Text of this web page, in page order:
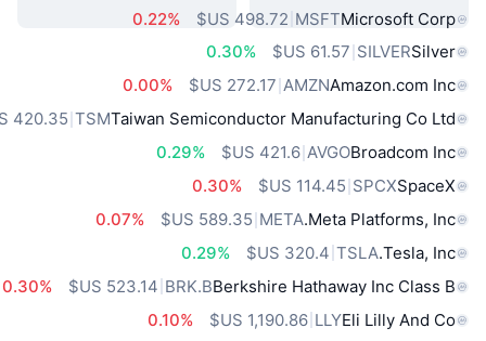
Microsoft Corp
MSFT
0.22%
Silver
SILVER
0.30%
Amazon.com Inc
AMZN
0.00%
Taiwan Semiconductor Manufacturing Co Ltd
TSM
Broadcom Inc
AVGO
‏421.6 US$
0.29%
SpaceX
SPCX
0.30%
Meta Platforms, Inc.
META
0.07%
Tesla, Inc.
TSLA
0.29%
Berkshire Hathaway Inc Class B
BRK.B
0.30%
Eli Lilly And Co
LLY
‏‏1,190.86 US$
0.10%